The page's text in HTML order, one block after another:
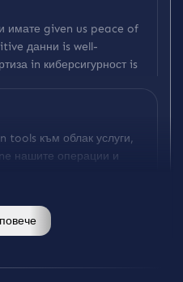
имате given us peace of
данни is well-
in киберсигурност is
tools към облак услуги,
нашите операции и